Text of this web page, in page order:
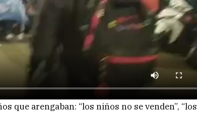
que arengaban: “los niños no se venden”, “los